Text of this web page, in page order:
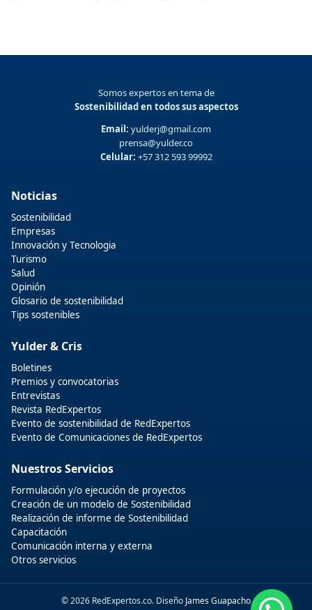
Somos expertos en tema de
Sostenibilidad en todos sus aspectos
Email: yulderj@gmail.com
prensa@yulder.co
Celular: +57 312 593 99992
Noticias
Sostenibilidad
Empresas
Innovación y Tecnologia
Turismo
Salud
Opinión
Glosario de sostenibilidad
Tips sostenibles
Yulder & Cris
Boletines
Premios y convocatorias
Entrevistas
Revista RedExpertos
Evento de sostenibilidad de RedExpertos
Evento de Comunicaciones de RedExpertos
Nuestros Servicios
Formulación y/o ejecución de proyectos
Creación de un modelo de Sostenibilidad
Realización de informe de Sostenibilidad
Capacitación
Comunicación interna y externa
Otros servicios
© 2026 RedExpertos.co. Diseño James Guapacho